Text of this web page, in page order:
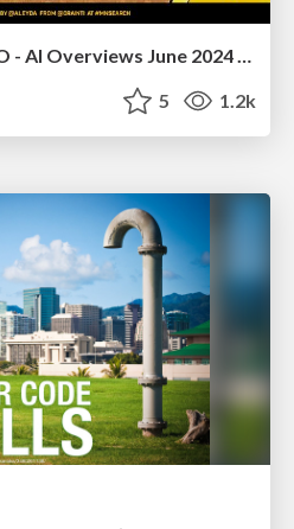
The Impact of AI in SEO - AI Overviews June 2024 Edition
5 1.2k